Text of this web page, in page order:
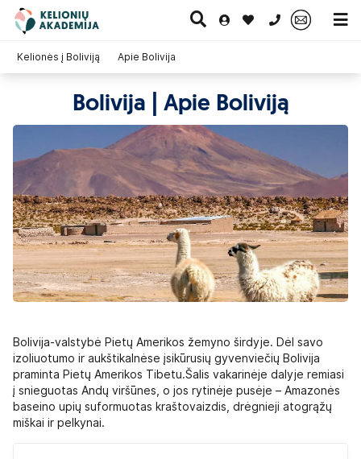
0 700 11007
minutė
kelionės
kelionės
Kruizai
Kelionės į Boliviją Apie Bolivija
Bolivija | Apie Boliviją
Bolivija-valstybė Pietų Amerikos žemyno širdyje. Dėl savo
izoliuotumo ir aukštikalnėse įsikūrusių gyvenviečių Bolivija
praminta Pietų Amerikos Tibetu.Šalis vakarinėje dalyje remiasi
į snieguotas Andų viršūnes, o jos rytinėje pusėje – Amazonės
baseino upių suformuotas kraštovaizdis, drėgnieji atogrąžų
miškai ir pelkynai.